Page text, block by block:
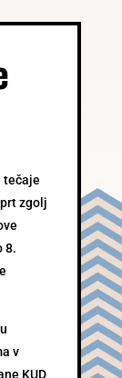
tečaje
zgolj
8.
v
KUD